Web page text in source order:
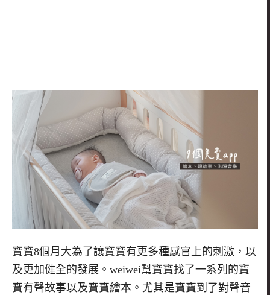
寶寶8個月大為了讓寶寶有更多種感官上的刺激，以
及更加健全的發展。 weiwei幫寶寶找了一系列的寶
寶有聲故事以及寶寶繪本。尤其是寶寶到了對聲音